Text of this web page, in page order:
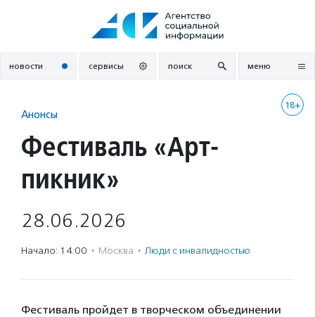
новости сервисы поиск меню
18+
Анонсы
Фестиваль «Арт-
пикник»
28.06.2026
Начало: 14:00 · Москва · Люди с инвалидностью
Фестиваль пройдет в творческом объединении